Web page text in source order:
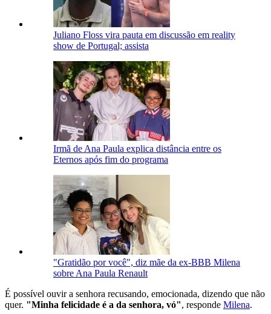
Juliano Floss vira pauta em discussão em reality
show de Portugal; assista
Irmã de Ana Paula explica distância entre os
Eternos após fim do programa
"Gratidão por você", diz mãe da ex-BBB Milena
sobre Ana Paula Renault
É possível ouvir a senhora recusando, emocionada, dizendo que não
quer. "Minha felicidade é a da senhora, vó", responde Milena.